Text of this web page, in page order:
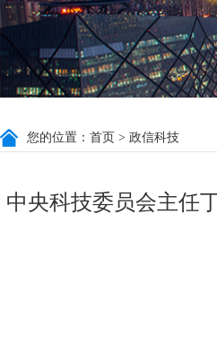
您的位置： 首页 > 政信科技
中央科技委员会主任